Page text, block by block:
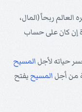
العالم ربحاً (المال،
إن كان على حساب
حياته لأجل المسيح
من أجل المسيح يفتح